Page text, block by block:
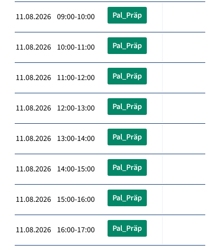
11.08.2026 09:00-10:00 Pal_Präp
11.08.2026 10:00-11:00 Pal_Präp
11.08.2026 11:00-12:00 Pal_Präp
11.08.2026 12:00-13:00 Pal_Präp
11.08.2026 13:00-14:00 Pal_Präp
11.08.2026 14:00-15:00 Pal_Präp
11.08.2026 15:00-16:00 Pal_Präp
11.08.2026 16:00-17:00 Pal_Präp